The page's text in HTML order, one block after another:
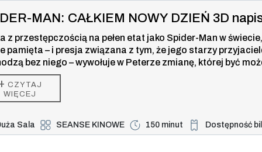
MAN: CAŁKIEM NOWY DZIEŃ
MAN: CAŁKIEM NOWY DZIEŃ 3D
z przestępczością na pełen etat jako Spider-Man w
pamięta – i presja związana z tym, że jego starzy
bez niego – wywołuje w Peterze zmianę, której być
stanie kontrolować. Ale ta przemiana może być również
która powstrzyma nowe zagrożenie dla miasta i jego
CZYTAJ
WIĘCEJ
Sala SEANSE KINOWE 150 minut Dostępność
Duża dostępność